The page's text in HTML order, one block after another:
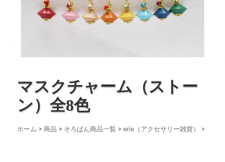
マスクチャーム（ストー
ン）全8色
ホーム > 商品 > そろばん商品一覧 > erie（アクセサリー雑貨） >